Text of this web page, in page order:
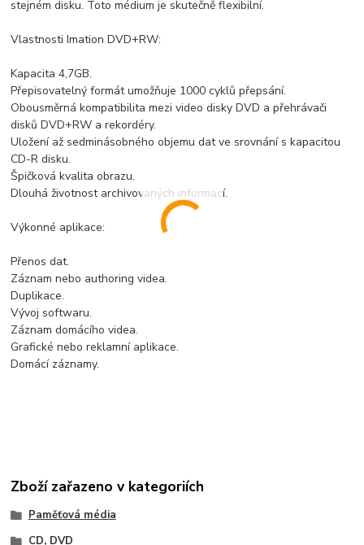
stejném disku. Toto médium je skutečně flexibilní.
Vlastnosti Imation DVD+RW:
Kapacita 4,7GB.
Přepisovatelný formát umožňuje 1000 cyklů přepsání.
Obousměrná kompatibilita mezi video disky DVD a přehrávači
disků DVD+RW a rekordéry.
Uložení až sedminásobného objemu dat ve srovnání s kapacitou
CD-R disku.
Špičková kvalita obrazu.
Dlouhá životnost archivovaných informací.
Výkonné aplikace:
Přenos dat.
Záznam nebo authoring videa.
Duplikace.
Vývoj softwaru.
Záznam domácího videa.
Grafické nebo reklamní aplikace.
Domácí záznamy.
Zboží zařazeno v kategoriích
Paměťová média
CD, DVD